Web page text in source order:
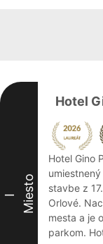
I Miesto
Hotel
Hotel Gino
stavbe z
Orlové.
mesta a je
parkom.